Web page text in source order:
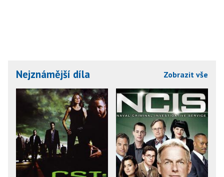
Nejznámější díla Zobrazit vše